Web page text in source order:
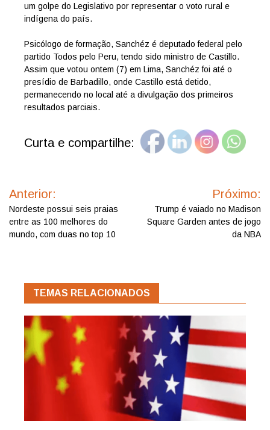
um golpe do Legislativo por representar o voto rural e
indígena do país.
Psicólogo de formação, Sanchéz é deputado federal pelo
partido Todos pelo Peru, tendo sido ministro de Castillo.
Assim que votou ontem (7) em Lima, Sanchéz foi até o
presídio de Barbadillo, onde Castillo está detido,
permanecendo no local até a divulgação dos primeiros
resultados parciais.
Curta e compartilhe:
de
Anterior:
Nordeste possui seis praias
entre as 100 melhores do
mundo, com duas no top 10
Próximo:
Trump é vaiado no Madison
Square Garden antes de jogo
da NBA
TEMAS RELACIONADOS